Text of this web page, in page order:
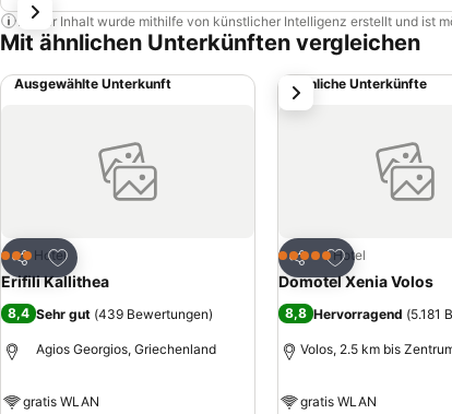
Dieser Inhalt wurde mithilfe von künstlicher Intelligenz erstellt und ist
Mit ähnlichen Unterkünften vergleichen
Ausgewählte Unterkunft
Teilen
Zu Favoriten hinzufügen
3 SterneHotel
Erifili Kallithea
8,4 Sehr gut (439 Bewertungen)
Agios Georgios, Griechenland
gratis WLAN
Ähnliche Unterkünfte
Teilen
Zu Favoriten
5 Sterne Hotel
Domotel Xenia Volos
8,8 Hervorragend (5.181
Volos, 2.5 km bis
gratis WLAN
weiter